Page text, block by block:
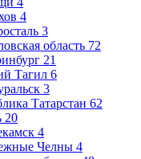
4
3
область 72
21
Тагил 6
3
Татарстан 62
20
4
Челны 4